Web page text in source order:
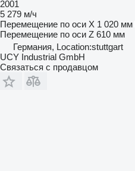
2001
5 279 м/ч
Перемещение по оси X 1 020 мм
Перемещение по оси Z 610 мм
Германия, Location:stuttgart
UCY Industrial GmbH
Связаться с продавцом